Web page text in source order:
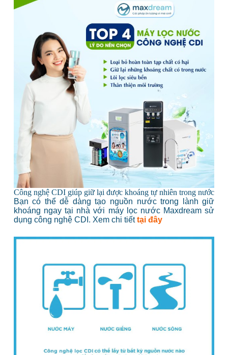
Công nghệ CDI giúp giữ lại được khoáng tự nhiên trong nước
Bạn có thể dễ dàng tạo nguồn nước trong lành giữ
khoáng ngay tại nhà với máy lọc nước Maxdream sử
dụng công nghệ CDI. Xem chi tiếttại đây